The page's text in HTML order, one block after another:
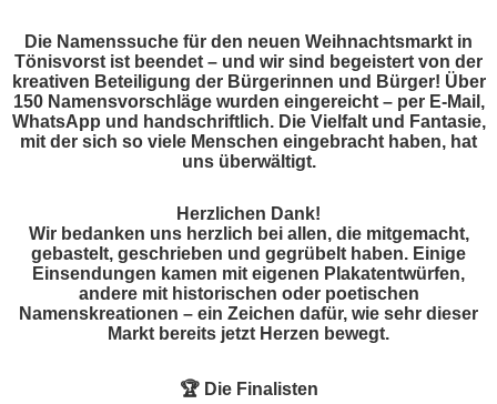
Die Namenssuche für den neuen Weihnachtsmarkt in
Tönisvorst ist beendet – und wir sind begeistert von der
kreativen Beteiligung der Bürgerinnen und Bürger! Über
150 Namensvorschläge wurden eingereicht – per E-Mail,
WhatsApp und handschriftlich. Die Vielfalt und Fantasie,
mit der sich so viele Menschen eingebracht haben, hat
uns überwältigt.
Herzlichen Dank!
Wir bedanken uns herzlich bei allen, die mitgemacht,
gebastelt, geschrieben und gegrübelt haben. Einige
Einsendungen kamen mit eigenen Plakatentwürfen,
andere mit historischen oder poetischen
Namenskreationen – ein Zeichen dafür, wie sehr dieser
Markt bereits jetzt Herzen bewegt.
🏆Die Finalisten